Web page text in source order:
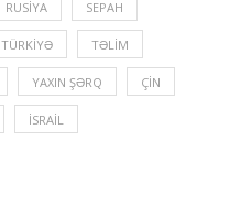
RUSIYA SEPAH
TÜRKIYƏ TƏLIM
YAXIN ŞƏRQ ÇIN
İSRAIL